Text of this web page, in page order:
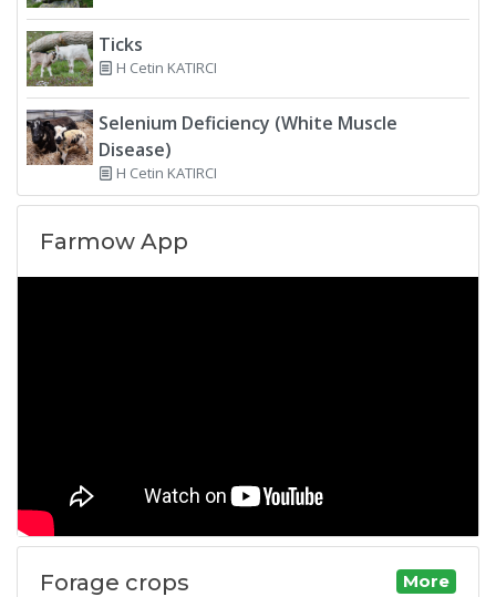
Ticks
H Cetin KATIRCI
Selenium Deficiency (White Muscle
Disease)
H Cetin KATIRCI
Farmow App
Forage crops More